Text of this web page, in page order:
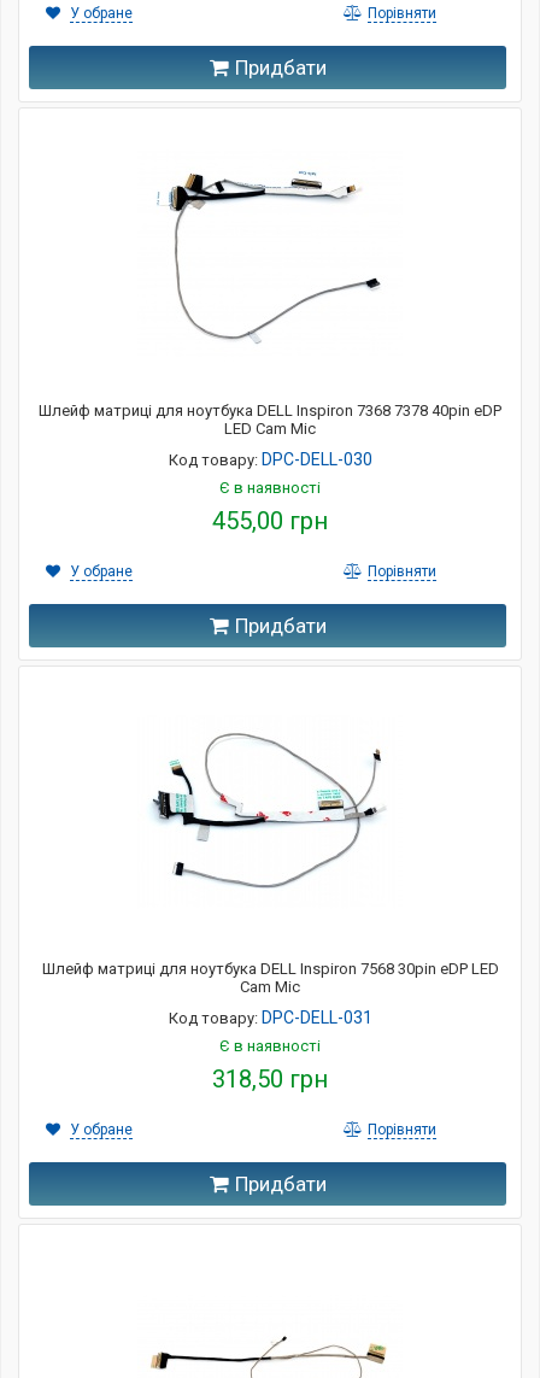
Придбати
У обране Порівняти
Шлейф матриці для ноутбука DELL Inspiron 7368 7378 40pin eDP
LED Cam Mic
Код товару: DPC-DELL-030
Є в наявності
455,00 грн
Придбати
У обране Порівняти
Шлейф матриці для ноутбука DELL Inspiron 7568 30pin eDP LED
Cam Mic
Код товару: DPC-DELL-031
Є в наявності
318,50 грн
Придбати
У обране Порівняти